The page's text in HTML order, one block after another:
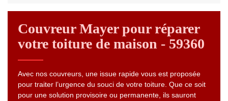
Couvreur Mayer pour réparer
votre toiture de maison - 59360
Avec nos couvreurs, une issue rapide vous est proposée
pour traiter l’urgence du souci de votre toiture. Que ce soit
pour une solution provisoire ou permanente, ils sauront